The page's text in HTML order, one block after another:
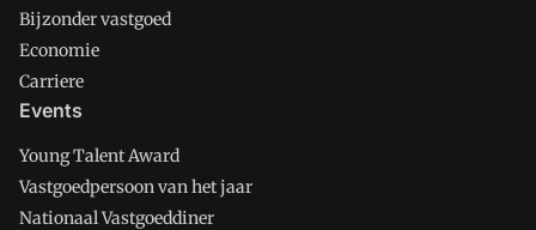
Bijzonder vastgoed
Economie
Carriere
Events
Young Talent Award
Vastgoedpersoon van het jaar
Nationaal Vastgoeddiner